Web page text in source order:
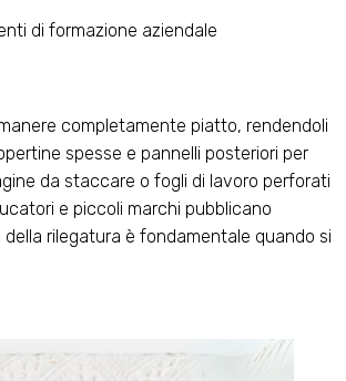
di formazione aziendale
completamente piatto, rendendoli
spesse e pannelli posteriori per
da staccare o fogli di lavoro perforati
e piccoli marchi pubblicano
rilegatura è fondamentale quando si